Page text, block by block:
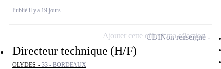
Publié il y a 19 jours
Directeur technique (H/F)
OLYDES - 33 - BORDEAUX
CDINon renseigné
Ajouter cette offre à ma sélection